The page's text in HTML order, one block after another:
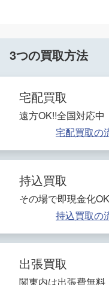
3つの買取方法
宅配買取
遠方OK!!全国対応中
宅配買取の
持込買取
その場で即現金化OK
持込買取の
出張買取
関東内は出張費無料